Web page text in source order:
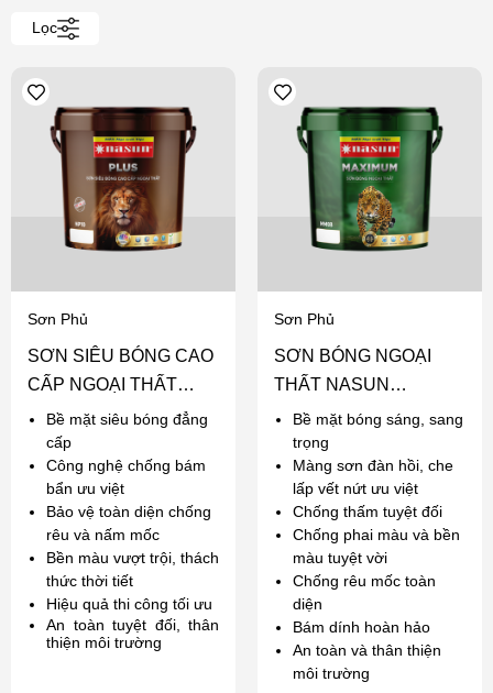
Lọc
Sơn Phủ
SƠN SIÊU BÓNG CAO
CẤP NGOẠI THẤT
NASUN PLUS
Bề mặt siêu bóng đẳng
cấp
Công nghệ chống bám
bẩn ưu việt
Bảo vệ toàn diện chống
rêu và nấm mốc
Bền màu vượt trội, thách
thức thời tiết
Hiệu quả thi công tối ưu
An toàn tuyệt đối, thân
thiện môi trường
Sơn Phủ
SƠN BÓNG NGOẠI
THẤT NASUN
MAXIMUM
Bề mặt bóng sáng, sang
trọng
Màng sơn đàn hồi, che
lấp vết nứt ưu việt
Chống thấm tuyệt đối
Chống phai màu và bền
màu tuyệt vời
Chống rêu mốc toàn
diện
Bám dính hoàn hảo
An toàn và thân thiện
môi trường